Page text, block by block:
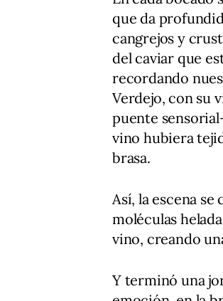
que da
cangrejos y
del caviar que
recordando
Verdejo, con su
puente
vino hubiera
brasa.
Así, la escena
moléculas
vino, creando
Y terminó una